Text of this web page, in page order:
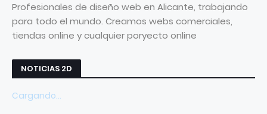
Profesionales de diseño web en Alicante, trabajando
para todo el mundo. Creamos webs comerciales,
tiendas online y cualquier poryecto online
NOTICIAS 2D
Cargando...